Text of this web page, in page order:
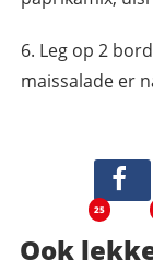
Leg op 2
maissalade er
25
Ook